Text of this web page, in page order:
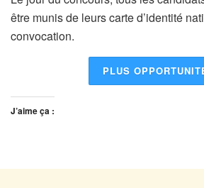
être munis de leurs carte d’identité
convocation.
PLUS
J’aime ça :